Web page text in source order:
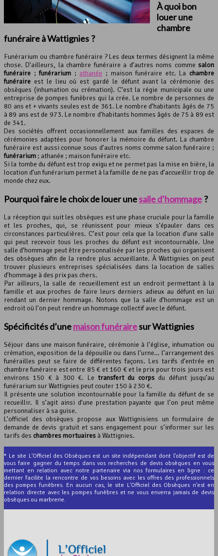
À quoi bon
louer une
chambre
funéraire à Wattignies ?
Funérarium ou chambre funéraire ? Les deux termes désignent la même
chose. D’ailleurs, la chambre funéraire a d’autres noms comme salon
funéraire ;funérarium ; athanée ; maison funéraire etc. La chambre
funéraire est le lieu où est gardé le défunt avant la cérémonie des
obsèques (inhumation ou crémation). C’est la régie municipale ou une
entreprise de pompes funèbres qui la crée. Le nombre de personnes de
80 ans et + vivants seules est de 361. Le nombre d’habitants âgés de 75
à 89 ans est de 973. Le nombre d’habitants hommes âgés de 75 à 89 est
de 341.
Des sociétés offrent occasionnellement aux familles des espaces de
cérémonies adaptées pour honorer la mémoire du défunt. La chambre
funéraire est aussi connue sous d’autres noms comme salon funéraire ;
funérarium ; athanée ; maison funéraire etc.
Si la tombe du défunt est trop exigu et ne permet pas la mise en bière, la
location d’un funérarium permet à la famille de ne pas d’accueillir trop de
monde chez eux.
Pourquoi faire le choix de louer unesalle d’hommage ?
La réception qui suit les obsèques est une phase cruciale pour la famille
et les proches, qui, se réunissent pour mieux s’épauler dans ces
circonstances particulières. C’est pour cela que la location d’une salle
qui peut recevoir tous les proches du défunt est incontournable. Une
salle d’hommage peut être personnalisée par les proches qui organisent
des obsèques afin de la rendre plus accueillante. À Wattignies on peut
trouver plusieurs entreprises spécialisées dans la location de salles
d’hommage à des prix pas chers.
Par ailleurs, la salle de recueillement est un endroit permettant à la
famille et aux proches de faire leurs derniers adieux au défunt en lui
rendant un dernier hommage. Notons que la salle d’hommage est un
endroit où l’on peut rendre un hommage collectif avec le défunt.
Spécificités d’unemaison funérairesur Wattignies
Séjour dans une maison funéraire, cérémonie à l’église, inhumation ou
crémation, exposition de la dépouille ou dans l’urne… l’arrangement des
funérailles peut se faire de différentes façons. Les tarifs d’entrée en
chambre funéraire est entre 85 € et 160 € et le prix pour trois jours est
environs 150 € à 300 €. Le transfert du corpsdu défunt jusqu’au
funérarium sur Wattignies peut couter 150 à 230 €.
Il présente une solution incontournable pour la famille du défunt de se
recueillir. Il s’agit ainsi d’une prestation payante que l’on peut même
personnaliser à sa guise.
L’officiel des obsèques propose aux Wattignisiens un formulaire de
demande de devis gratuit et sans engagement pour s’informer sur les
tarifs des chambres mortuaires à Wattignies.
* Le site L'Officiel des Obsèques est un site indépendant dont l'objectif est de
vous faire gagner du temps dans vos recherches de devis obsèques en vous
mettant en relation avec notre partenaire via nos formulaires en ligne : ce
dernier facilite la rencontre de vos besoins avec les offres des professionnels
des pompes funèbres. En aucun cas, le site L'Officiel des Obsèques n'est en
relation directe avec les pompes funèbres et ne vous enverra jamais de devis
obsèques ou marbrerie.